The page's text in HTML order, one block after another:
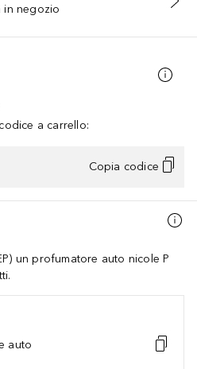
AL CARRELLO
in negozio
a carrello:
Copia codice
un profumatore auto nicole P
auto